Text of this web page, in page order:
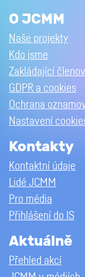
O JCMM
Naše projekty
Kdo jsme
Zakládající
GDPR a cookies
Ochrana
Nastavení
Kontakty
Kontaktní údaje
Lidé JCMM
Pro média
Přihlášení do IS
Aktuálně
Přehled akcí